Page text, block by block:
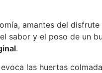
amantes del
sabor y el poso de un
.
las huertas